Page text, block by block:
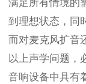
满足所有情境的
到理想状态，同
而对麦克风扩音
以上声学问题，
音响设备中具有